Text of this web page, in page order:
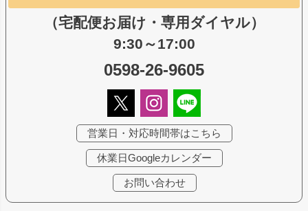
（宅配便お届け・専用ダイヤル）
9:30～17:00
0598-26-9605
営業日・対応時間帯はこちら
休業日Googleカレンダー
お問い合わせ